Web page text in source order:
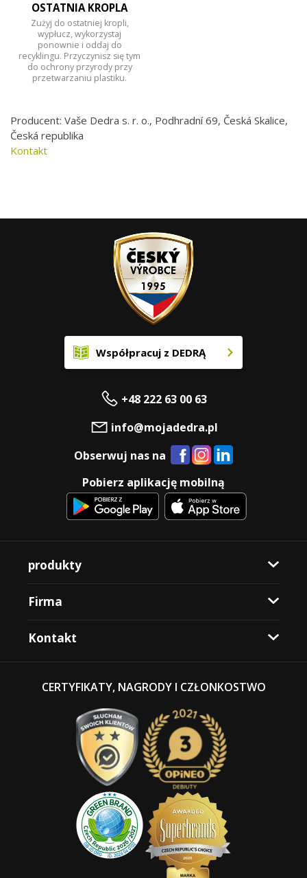
OSTATNIA KROPLA
Zużyj do ostatniej kropli,
wypłucz, wykorzystaj
ponownie i oddaj do
recyklingu. Przyczynisz się tym
do ochrony przyrody przy
przetwarzaniu plastiku.
Producent: Vaše Dedra s. r. o., Podhradní 69, Česká Skalice,
Česká republika
Kontakt
Współpracuj z DEDRĄ
+48 222 63 00 63
info@mojadedra.pl
Obserwuj nas na
Pobierz aplikację mobilną
produkty
Firma
Kontakt
CERTYFIKATY, NAGRODY I CZŁONKOSTWO